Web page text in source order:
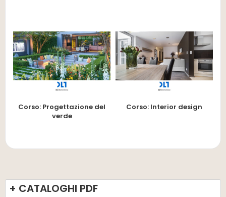
Corso: Progettazione del
verde
Corso: Interior design
+ CATALOGHI PDF